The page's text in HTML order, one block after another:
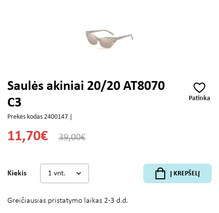
Patinka
Saulės akiniai 20/20 AT8070
C3
Prekės kodas 2400147 |
11,70€ 39,00€
Kiekis Į KREPŠELĮ
Greičiausias pristatymo laikas 2-3 d.d.